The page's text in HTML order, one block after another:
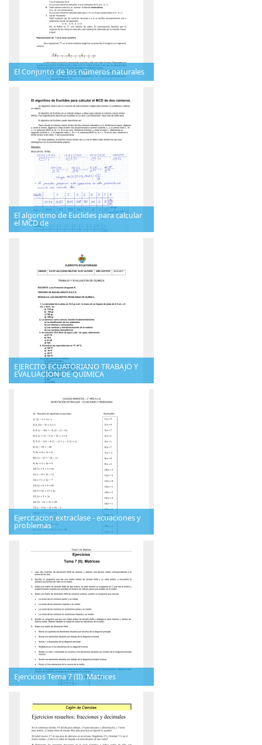
El Conjunto de los números naturales
El algoritmo de Euclides para calcular
el MCD de
EJERCITO ECUATORIANO TRABAJO Y
EVALUACION DE QUIMICA
Ejercitacion extraclase - ecuaciones y
problemas
Ejercicios Tema 7 (II). Matrices